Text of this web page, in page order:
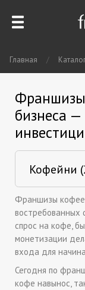
Главная /
бизнеса —
Франшизы
востребованных
спрос на кофе,
монетизации
входа для
Сегодня по
кофе навынос,